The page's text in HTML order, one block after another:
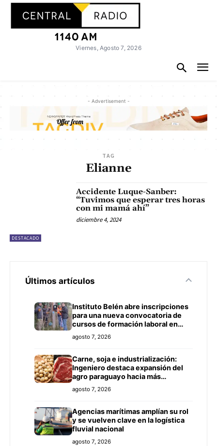
Viernes, Agosto 7, 2026
- Advertisement -
TAG
Elianne
DESTACADO
Accidente Luque-Sanber:
“Tuvimos que esperar tres horas
con mi mamá ahí”
diciembre 4, 2024
Últimos artículos
Instituto Belén abre inscripciones
para una nueva convocatoria de
cursos de formación laboral en
Concepción
agosto 7, 2026
Carne, soja e industrialización:
Ingeniero destaca expansión del
agro paraguayo hacia más
mercados
agosto 7, 2026
Agencias marítimas amplían su rol
y se vuelven clave en la logística
fluvial nacional
agosto 7, 2026